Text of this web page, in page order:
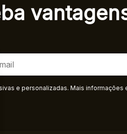
e personalizadas. Mais informações